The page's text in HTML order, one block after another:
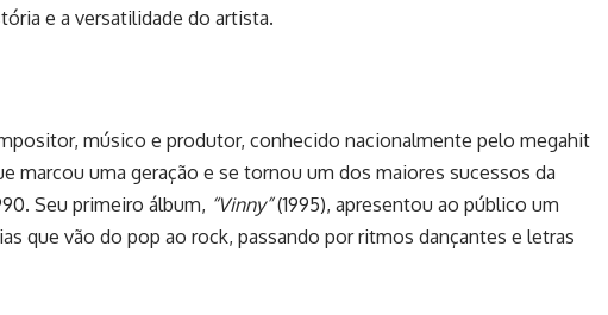
e a versatilidade do artista.
músico e produtor, conhecido nacionalmente pelo megahit
marcou uma geração e se tornou um dos maiores sucessos da
Seu primeiro álbum, “Vinny”(1995), apresentou ao público um
que vão do pop ao rock, passando por ritmos dançantes e letras